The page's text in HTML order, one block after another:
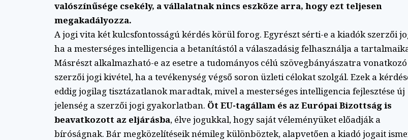
valószínűsége csekély, a vállalatnak nincs eszköze arra, hogy ezt teljesen
megakadályozza.
A jogi vita két kulcsfontosságú kérdés körül forog. Egyrészt sérti-e a kiadók szerzői
ha a mesterséges intelligencia a betanítástól a válaszadásig felhasználja a
Másrészt alkalmazható-e az esetre a tudományos célú szövegbányászatra vonatkozó
szerzői jogi kivétel, ha a tevékenység végső soron üzleti célokat szolgál. Ezek a
eddig jogilag tisztázatlanok maradtak, mivel a mesterséges intelligencia fejlesztése új
jelenség a szerzői jogi gyakorlatban. Öt EU-tagállam és az Európai Bizottság is
beavatkozott az eljárásba, élve jogukkal, hogy saját véleményüket előadják a
bíróságnak. Bár megközelítéseik némileg különböztek, alapvetően a kiadó jogait